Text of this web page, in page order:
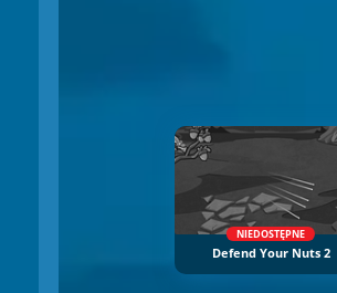
NIEDOSTĘPNE
Defend Your Nuts 2